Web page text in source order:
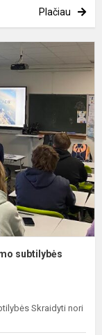
Plačiau
subtilybės
Skraidyti nori